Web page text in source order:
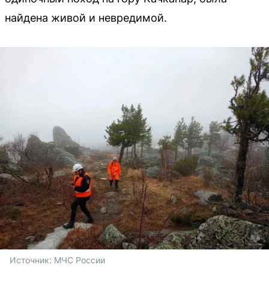
найдена живой и невредимой.
Источник: МЧС России